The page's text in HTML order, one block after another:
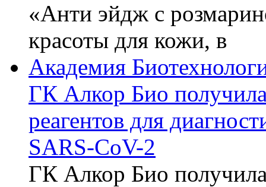
«Анти эйдж с
красоты для кожи, в
Академия
ГК Алкор Био
реагентов для
SARS-CoV-2
ГК Алкор Био